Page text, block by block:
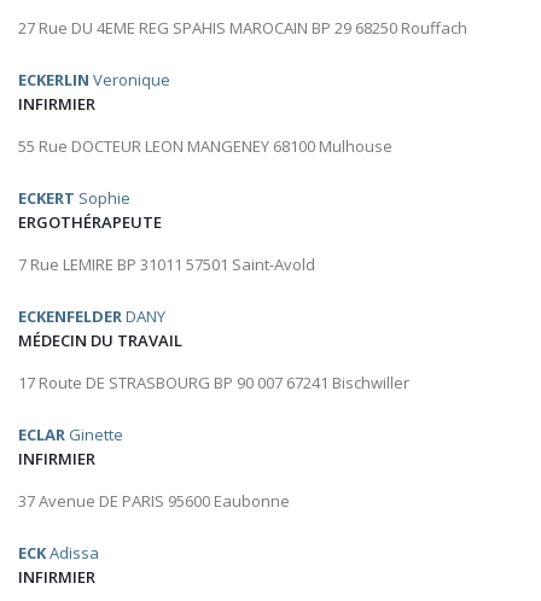
27 Rue DU 4EME REG SPAHIS MAROCAIN BP 29 68250 Rouffach
ECKERLIN Veronique
INFIRMIER
55 Rue DOCTEUR LEON MANGENEY 68100 Mulhouse
ECKERT Sophie
ERGOTHÉRAPEUTE
7 Rue LEMIRE BP 31011 57501 Saint-Avold
ECKENFELDERDANY
MÉDECIN DU TRAVAIL
17 Route DE STRASBOURG BP 90 007 67241 Bischwiller
ECLAR Ginette
INFIRMIER
37 Avenue DE PARIS 95600 Eaubonne
ECKAdissa
INFIRMIER